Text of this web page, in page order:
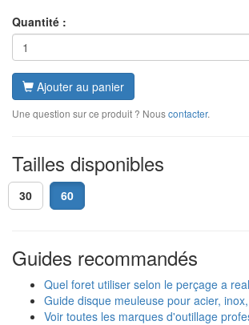
Quantité :
Ajouter au panier
Une question sur ce produit ? Nouscontacter.
Tailles disponibles
30 60
Guides recommandés
Quel foret utiliser selon le perçage a
Guide disque meuleuse pour acier,
Voir toutes les marques d'outillage